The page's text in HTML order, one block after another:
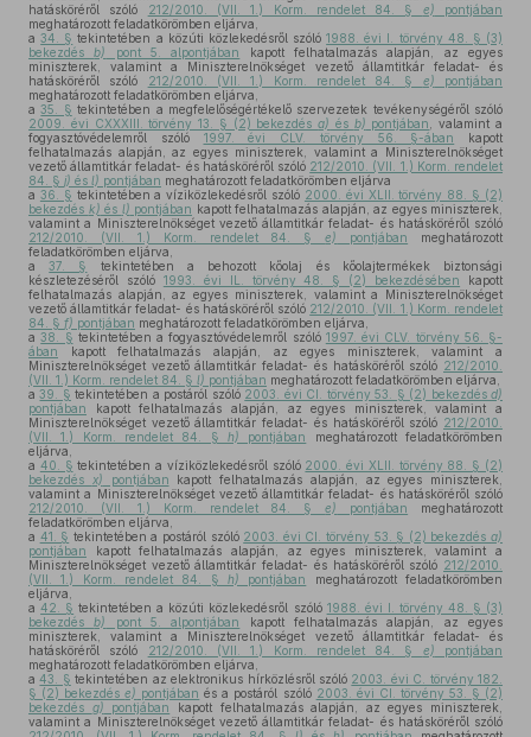
hatásköréről szóló
212/2010. (VII. 1.) Korm. rendelet 84. § e) pontjában
meghatározott feladatkörömben eljárva,
a34. § tekintetében a közúti közlekedésről szóló1988. évi I. törvény 48. § (3)
bekezdésb) pont 5. alpontjában
kapott felhatalmazás alapján, az egyes
miniszterek, valamint a Miniszterelnökséget vezető államtitkár feladat- és
hatásköréről szóló
212/2010. (VII. 1.) Korm. rendelet 84. § e) pontjában
meghatározott feladatkörömben eljárva,
a35. § tekintetében a megfelelőségértékelő szervezetek tevékenységéről szóló
2009. évi CXXXIII. törvény 13. § (2) bekezdésa) és b) pontjában
, valamint a
fogyasztóvédelemről szóló 1997. évi CLV. törvény 56. §-ában
kapott
felhatalmazás alapján, az egyes miniszterek, valamint a Miniszterelnökséget
vezető államtitkár feladat- és hatásköréről szóló 212/2010. (VII. 1.) Korm. rendelet
84. § j) és l) pontjában meghatározott feladatkörömben eljárva
a 36. § tekintetében a víziközlekedésről szóló 2000. évi XLII. törvény 88. § (2)
bekezdés k) és l) pontjában kapott felhatalmazás alapján, az egyes miniszterek,
valamint a Miniszterelnökséget vezető államtitkár feladat- és hatásköréről szóló
212/2010. (VII. 1.) Korm. rendelet 84. §e) pontjában meghatározott
feladatkörömben eljárva,
a37. §
tekintetében a behozott kőolaj és kőolajtermékek biztonsági
készletezéséről szóló 1993. évi IL. törvény 48. § (2) bekezdésében kapott
felhatalmazás alapján, az egyes miniszterek, valamint a Miniszterelnökséget
vezető államtitkár feladat- és hatásköréről szóló 212/2010. (VII. 1.) Korm. rendelet
84. § f) pontjában meghatározott feladatkörömben eljárva,
a38. § tekintetében a fogyasztóvédelemről szóló 1997. évi CLV. törvény 56. §-
ában kapott felhatalmazás alapján, az egyes miniszterek, valamint a
Miniszterelnökséget vezető államtitkár feladat- és hatásköréről szóló 212/2010.
(VII. 1.) Korm. rendelet 84. § l) pontjában meghatározott feladatkörömben eljárva,
a39. § tekintetében a postáról szóló 2003. évi CI. törvény 53. § (2) bekezdésd)
pontjában kapott felhatalmazás alapján, az egyes miniszterek, valamint a
Miniszterelnökséget vezető államtitkár feladat- és hatásköréről szóló 212/2010.
(VII. 1.) Korm. rendelet 84. § h) pontjában
meghatározott feladatkörömben
eljárva,
a 40. § tekintetében a víziközlekedésről szóló 2000. évi XLII. törvény 88. § (2)
bekezdés
x) pontjában kapott felhatalmazás alapján, az egyes miniszterek,
valamint a Miniszterelnökséget vezető államtitkár feladat- és hatásköréről szóló
212/2010. (VII. 1.) Korm. rendelet 84. §e) pontjában meghatározott
feladatkörömben eljárva,
a 41. § tekintetében a postáról szóló 2003. évi CI. törvény 53. § (2) bekezdésa)
pontjában kapott felhatalmazás alapján, az egyes miniszterek, valamint a
Miniszterelnökséget vezető államtitkár feladat- és hatásköréről szóló 212/2010.
(VII. 1.) Korm. rendelet 84. § h) pontjában
meghatározott feladatkörömben
eljárva,
a42. § tekintetében a közúti közlekedésről szóló 1988. évi I. törvény 48. § (3)
bekezdésb) pont 5. alpontjában
kapott felhatalmazás alapján, az egyes
miniszterek, valamint a Miniszterelnökséget vezető államtitkár feladat- és
hatásköréről szóló
212/2010. (VII. 1.) Korm. rendelet 84. § e) pontjában
meghatározott feladatkörömben eljárva,
a43. § tekintetében az elektronikus hírközlésről szóló 2003. évi C. törvény 182.
§ (2) bekezdése) pontjában és a postáról szóló 2003. évi CI. törvény 53. § (2)
bekezdés g) pontjában
kapott felhatalmazás alapján, az egyes miniszterek,
valamint a Miniszterelnökséget vezető államtitkár feladat- és hatásköréről szóló